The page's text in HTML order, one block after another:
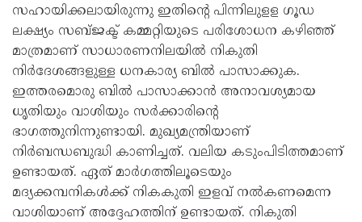
സഹായിക്കലായിരുന്നു ഇതിന്റെ പിന്നിലുളള ഗൂഡ
ലക്ഷ്യം സബ്ജക്ട് കമ്മറ്റിയുടെ പരിശോധന കഴിഞ്ഞ്
മാത്രമാണ് സാധാരണനിലയില്‍ നികുതി
നിര്‍ദേശങ്ങളുള്ള ധനകാര്യ ബില്‍ പാസാക്കുക.
ഇത്തരമൊരു ബില്‍ പാസാക്കാന്‍ അനാവശ്യമായ
ധൃതിയും വാശിയും സര്‍ക്കാരിന്റെ
ഭാഗത്തുനിന്നുണ്ടായി. മുഖ്യമന്ത്രിയാണ്
നിര്‍ബന്ധബുദ്ധി കാണിച്ചത്. വലിയ കടുംപിടിത്തമാണ്
ഉണ്ടായത്. ഏത് മാര്‍ഗത്തിലൂടെയും
മദ്യക്കമ്പനികള്‍ക്ക് നികകുതി ഇളവ് നല്‍കണമെന്ന
വാശിയാണ് അദ്ദേഹത്തിന് ഉണ്ടായത്. നികുതി